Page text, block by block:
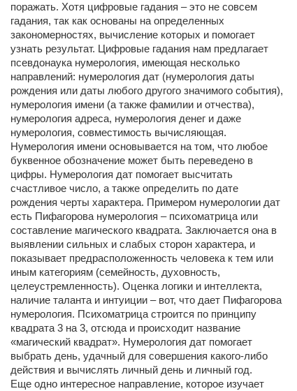
поражать. Хотя цифровые гадания – это не совсем
гадания, так как основаны на определенных
закономерностях, вычисление которых и помогает
узнать результат. Цифровые гадания нам предлагает
псевдонаука нумерология, имеющая несколько
направлений: нумерология дат (нумерология даты
рождения или даты любого другого значимого события),
нумерология имени (а также фамилии и отчества),
нумерология адреса, нумерология денег и даже
нумерология, совместимость вычисляющая.
Нумерология имени основывается на том, что любое
буквенное обозначение может быть переведено в
цифры. Нумерология дат помогает высчитать
счастливое число, а также определить по дате
рождения черты характера. Примером нумерологии дат
есть Пифагорова нумерология – психоматрица или
составление магического квадрата. Заключается она в
выявлении сильных и слабых сторон характера, и
показывает предрасположенность человека к тем или
иным категориям (семейность, духовность,
целеустремленность). Оценка логики и интеллекта,
наличие таланта и интуиции – вот, что дает Пифагорова
нумерология. Психоматрица строится по принципу
квадрата 3 на 3, отсюда и происходит название
«магический квадрат». Нумерология дат помогает
выбрать день, удачный для совершения какого-либо
действия и вычислять личный день и личный год.
Еще одно интересное направление, которое изучает